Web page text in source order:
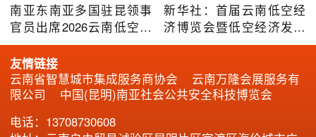
南亚东南亚多国驻昆领事
官员出席2026云南低空经
济博览会，共谋跨境无人
机产业合作
新华社：首届云南低空经
济博览会暨低空经济发展
大会成效凸显
友情链接
云南省智慧城市集成服务商协会
云南万隆会展服务有
限公司
中国(昆明)南亚社会公共安全科技博览会
电话：13708730608